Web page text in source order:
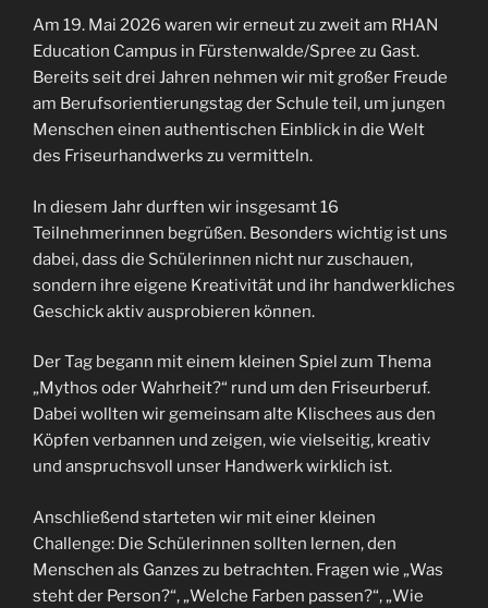
Am 19. Mai 2026 waren wir erneut zu zweit am RHAN
Education Campus in Fürstenwalde/Spree zu Gast.
Bereits seit drei Jahren nehmen wir mit großer Freude
am Berufsorientierungstag der Schule teil, um jungen
Menschen einen authentischen Einblick in die Welt
des Friseurhandwerks zu vermitteln.
In diesem Jahr durften wir insgesamt 16
Teilnehmerinnen begrüßen. Besonders wichtig ist uns
dabei, dass die Schülerinnen nicht nur zuschauen,
sondern ihre eigene Kreativität und ihr handwerkliches
Geschick aktiv ausprobieren können.
Der Tag begann mit einem kleinen Spiel zum Thema
„Mythos oder Wahrheit?“ rund um den Friseurberuf.
Dabei wollten wir gemeinsam alte Klischees aus den
Köpfen verbannen und zeigen, wie vielseitig, kreativ
und anspruchsvoll unser Handwerk wirklich ist.
Anschließend starteten wir mit einer kleinen
Challenge: Die Schülerinnen sollten lernen, den
Menschen als Ganzes zu betrachten. Fragen wie „Was
steht der Person?“, „Welche Farben passen?“, „Wie